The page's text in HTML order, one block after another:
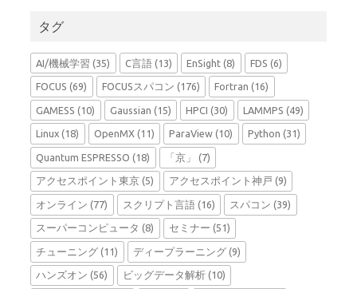
タグ
AI/機械学習 (35) C言語(13) EnSight (8) FDS (6)
FOCUS (69) FOCUSスパコン (176) Fortran (16)
GAMESS (10) Gaussian (15) HPCI (30) LAMMPS (49)
Linux (18) OpenMX(11) ParaView (10) Python (31)
Quantum ESPRESSO (18) 「京」 (7)
アクセスポイント東京 (5) アクセスポイント神戸 (9)
オンライン (77) スクリプト言語(16) スパコン (39)
スーパーコンピュータ (8) セミナー (51)
チューニング (11) ディープラーニング(9)
ハンズオン (56) ビッグデータ解析(10)